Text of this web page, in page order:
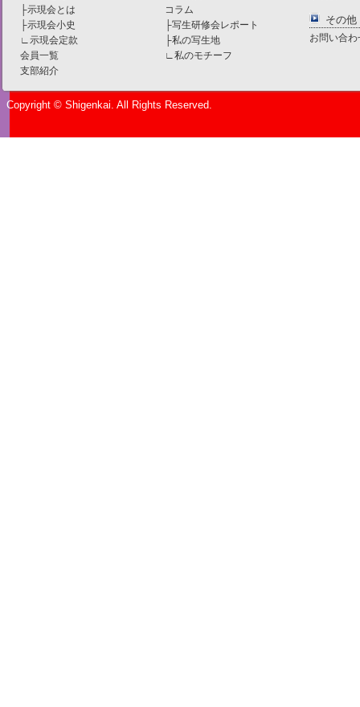
├示現会とは
├示現会小史
∟ 示現会定款
会員一覧
支部紹介
コラム
├写生研修会レポート
├私の写生地
∟ 私のモチーフ
その他
お問い合
Copyright © Shigenkai. All Rights Reserved.